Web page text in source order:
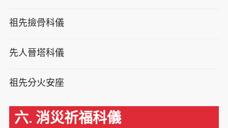
祖先撿骨科儀
先人晉塔科儀
祖先分火安座
六. 消災祈福科儀